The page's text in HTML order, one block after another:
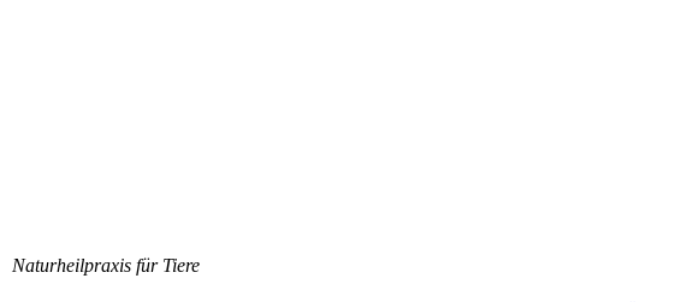
Naturheilpraxis für Tiere